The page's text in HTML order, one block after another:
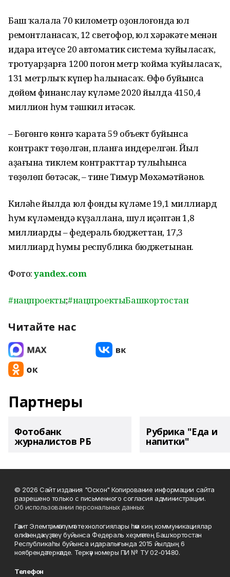
Баш ҡалала 70 километр оҙонлоғонда юл
ремонтланасаҡ, 12 светофор, юл хәрәкәте менән
идара итеүсе 20 автоматик система ҡуйыласаҡ,
тротуарҙарға 1200 погон метр ҡойма ҡуйыласаҡ,
131 метрлыҡ күпер һалынасаҡ. Өфө буйынса
дөйөм финанслау күләме 2020 йылда 4150,4
миллион һум тәшкил итәсәк.
– Бөгөнгө көнгә ҡарата 59 объект буйынса
контракт төҙөлгән, планға индерелгән. Йыл
аҙағына тиклем контракттар тулыһынса
төҙөлөп бөтәсәк, – тине Тимур Мөхәмәтйәнов.
Киләһе йылда юл фонды күләме 19,1 миллиард
һум күләмендә күҙаллана, шул иҫәптән 1,8
миллиарды – федераль бюджеттан, 17,3
миллиард һумы республика бюджетынан.
Фото:yandex.com
#нацпроекты;#нацпроектыБашкортостан
Читайте нас
Партнеры
Фотобанк
журналистов РБ
Рубрика "Еда и
напитки"
© 2026 Сайт издания "Оскон" Копирование информации сайта
разрешено только с письменного согласия администрации.
Об использовании персональных данных
Гәзит Элемтә, мәғлүмәт технологиялары һәм киң коммуникациялар
өлкәһендә күҙәтеү буйынса Федераль хеҙмәттең Башҡортостан
Республикаһы буйынса идаралығында 2015 йылдың 6
ноябрендә теркәлде. Теркәү номеры ПИ № ТУ 02-01480.
Телефон